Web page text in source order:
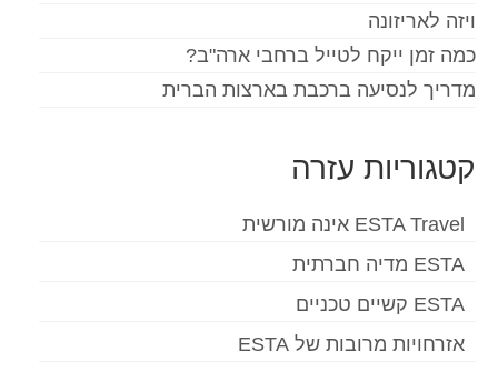
ויזה לאריזונה
כמה זמן ייקח לטייל ברחבי ארה"ב?
מדריך לנסיעה ברכבת בארצות הברית
קטגוריות עזרה
ESTA Travel אינה מורשית
ESTA מדיה חברתית
ESTA קשיים טכניים
אזרחויות מרובות של ESTA